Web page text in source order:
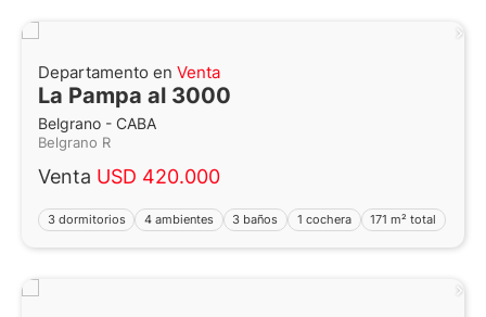
Departamento en Venta
La Pampa al 3000
Belgrano - CABA
Belgrano R
Venta USD 420.000
3 dormitorios 4 ambientes 3 baños 1 cochera 171 m² total